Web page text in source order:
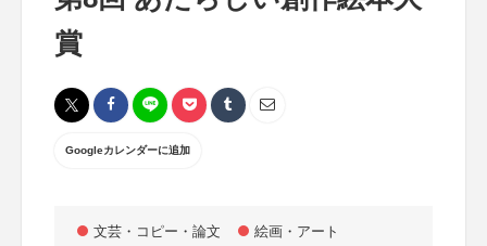
賞
Googleカレンダーに追加
文芸・コピー・論文
絵画・アート